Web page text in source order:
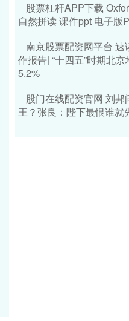
股票杠杆APP下载
自然拼读 课件ppt 电子版
南京股票配资网平台
作报告| “十四五”时期北
5.2%
股门在线配资官网 刘
王？张良：陛下最恨谁就